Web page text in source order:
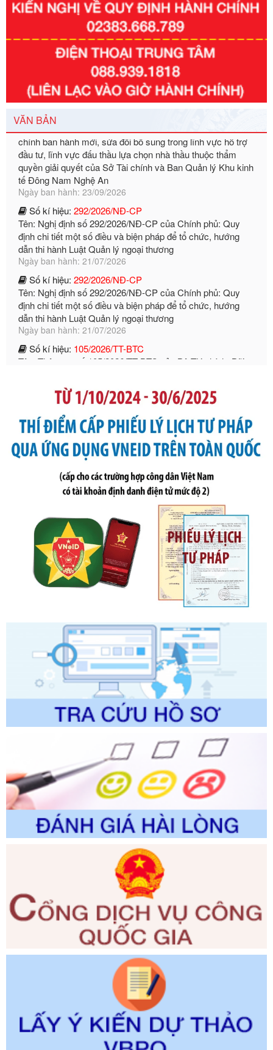
VĂN BẢN
Số kí hiệu:351/2025/NĐ-CP
Tên: Nghị định số 351/2025/NĐ-CP của Chính phủ: Quy
định chuẩn nghèo đa chiều quốc gia giai đoạn 2026 - 2030
Ngày ban hành: 29/12/2026
3014/QĐ-UBND
Tên: Quyết định về việc công bố danh mục thủ tục hành
chính ban hành mới, sửa đổi bổ sung trong lĩnh vực hỗ trợ
quyền giải quyết của Sở Tài chính và Ban Quản lý Khu kinh
tế Đông Nam Nghệ An
Ngày ban hành: 23/09/2026
Số kí hiệu:292/2026/NĐ-CP
Tên: Nghị định số 292/2026/NĐ-CP của Chính phủ: Quy
định chi tiết một số điều và biện pháp để tổ chức, hướng
Ngày ban hành: 21/07/2026
Số kí hiệu:292/2026/NĐ-CP
Tên: Nghị định số 292/2026/NĐ-CP của Chính phủ: Quy
định chi tiết một số điều và biện pháp để tổ chức, hướng
Ngày ban hành: 21/07/2026
Số kí hiệu:105/2026/TT-BTC
Tên: Thông tư số 105/2026/TT-BTC của Bộ Tài chính: Bãi
bỏ Thông tư số 87/2019/TT- BТC ngày 19 tháng 12 năm
phạt vi phạm hành chính trong lĩnh vực kho bạc nhà nước
Số kí hiệu:
Tên: Nghị định số 291/2026/NĐ-CP của Chính phủ: Sửa
ngày 19 tháng 10 năm 2020 của Chính phủ quy định xử
phạt vi phạm hành chính về thuế, hóa đơn được sửa đổi, bổ
sung bởi Nghị định số 102/2021/NĐ-CP
Ngày ban hành: 20/07/2026
Số kí hiệu:2303/QĐ-UBND
Tên: Quyết định công bố Danh mục thủ tục hành chính mới
ban hành, được sửa đổi, bổ sung, bị bãi bỏ và phê duyệt
Quy trình nội bộ, quy trình điện tử giải quyết thủ tục hành
chính trong một số lĩnh vực thuộc phạm vi chức năng quản
lý của Sở Văn hóa, Thể tha
Ngày ban hành: 01/06/2026
Số kí hiệu:2304/QĐ-UBND
Tên: Quyết định công bố Danh mục thủ tục hành chính
được sửa đổi, bổ sung và phê duyệt Quy trình nội bộ, quy
trình điện tử giải quyết thủ tục hành chính trong lĩnh vực Du
lịch thuộc phạm vi chức năng quản lý của Sở Văn hóa, Thể
thao và Du lịch
Ngày ban hành: 01/06/2026
Số kí hiệu:2310/QĐ-UBND
Tên: Về việc công bố Danh mục thủ tục hành chính sửa
đổi, bổ sung và phê duyệt Quy trình nội bộ, quy trình điện tử
trong giải quyết thủtục hành chính lĩnh vực biến đổi khí hậu
thuộc phạm vi giải quyết của Sở Nông nghiệp và Môi
Ngày ban hành: 01/06/2026
2300/QĐ-UBND
Tên: V/v công bố danh mục thủ tục hành chính được sửa
đổi, bổ sung và phê duyệt quy trình nội bộ, quy trình điện tử
giải quyết thủ tục hành chính trong lĩnh vực Luật sư thuộc
phạm vi chức năng quản lý của Sở Tư pháp
Ngày ban hành: 01/06/2026
351/2025/NĐ-CP
Tên: Nghị định số 351/2025/NĐ-CP của Chính phủ: Quy
định chuẩn nghèo đa chiều quốc gia giai đoạn 2026 - 2030
Ngày ban hành: 29/12/2026
Số kí hiệu:3014/QĐ-UBND
Tên: Quyết định về việc công bố danh mục thủ tục hành
chính ban hành mới, sửa đổi bổ sung trong lĩnh vực hỗ trợ
đầu tư, lĩnh vực đấu thầu lựa chọn nhà thầu thuộc thẩm
quyền giải quyết của Sở Tài chính và Ban Quản lý Khu kinh
Ngày ban hành: 23/09/2026
292/2026/NĐ-CP
Tên: Nghị định số 292/2026/NĐ-CP của Chính phủ: Quy
định chi tiết một số điều và biện pháp để tổ chức, hướng
dẫn thi hành Luật Quản lý ngoại thương